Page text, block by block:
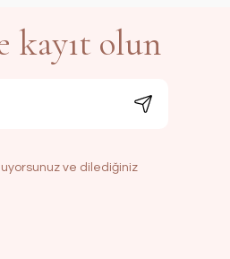
kayıt olun
ve dilediğiniz